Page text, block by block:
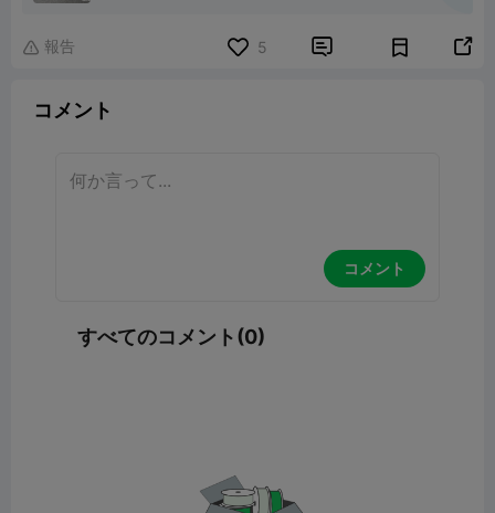
 報告 5  
コメント
コメント
すべてのコメント(0)